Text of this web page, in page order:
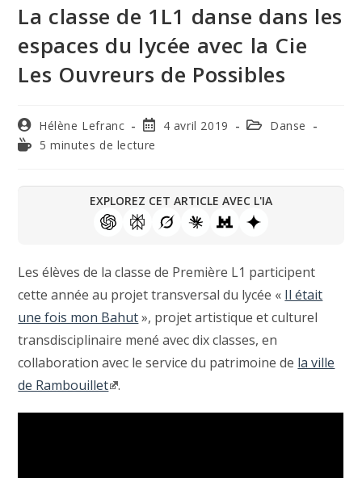
La classe de 1L1 danse dans les
espaces du lycée avec la Cie
Les Ouvreurs de Possibles
Hélène Lefranc 4 avril 2019
Danse
5 minutes de lecture
EXPLOREZ CET ARTICLE AVEC L'IA
Les élèves de la classe de Première L1 participent
cette année au projet transversal du lycée « Il était
une fois mon Bahut», projet artistique et culturel
transdisciplinaire mené avec dix classes, en
collaboration avec le service du patrimoine de la ville
de Rambouillet .